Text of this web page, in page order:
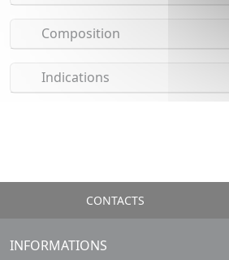
Composition
Indications
CONTACTS
INFORMATIONS